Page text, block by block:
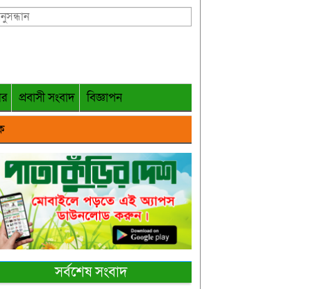
প্রবাসী সংবাদ
বিজ্ঞাপন
সর্বশেষ সংবাদ